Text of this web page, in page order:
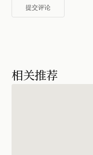
相关推荐